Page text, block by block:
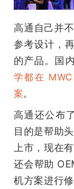
高通自己并
参考设计，
的产品。国
学都在
案。
高通还公布
目的是帮助
上市，现在
还会帮助
机方案进行